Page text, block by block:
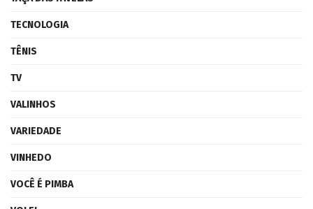
TECNOLOGIA
TÊNIS
TV
VALINHOS
VARIEDADE
VINHEDO
VOCÊ É PIMBA